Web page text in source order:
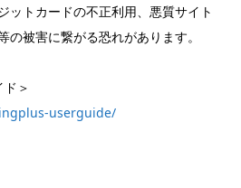
ットカードの不正利用、悪質サイト
被害に繋がる恐れがあります。
＞
userguide/